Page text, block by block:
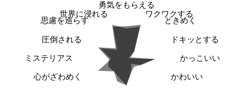
勇気をもらえる
ワクワクする
ときめく
ドキッとする
かっこいい
かわいい
心がざわめく
ミステリアス
圧倒される
思慮を巡らす
世界に浸れる